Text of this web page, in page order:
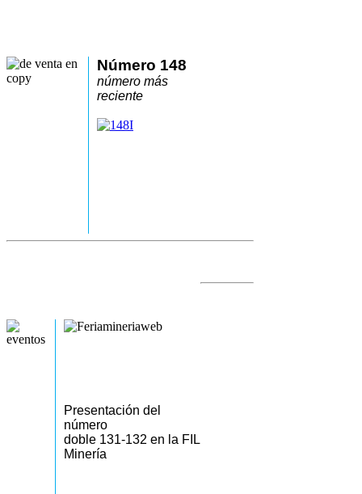
Número 148
número más
reciente
Presentación del
número
doble 131-132 en la FIL
Minería